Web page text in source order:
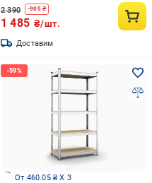
2 390 -905₴
1 485 ₴/шт.
Доставим
От 460.05 ₴ X 3